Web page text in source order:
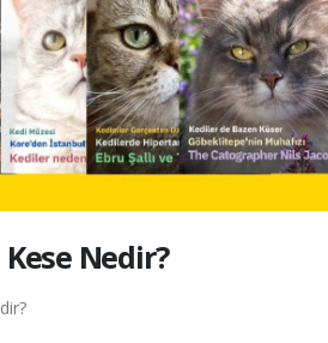
Nedir?